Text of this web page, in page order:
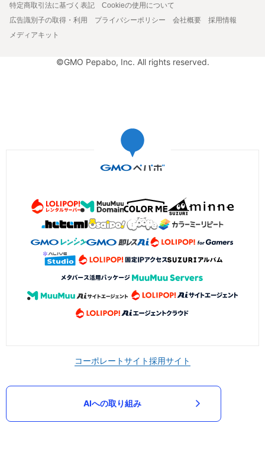
特定商取引法に基づく表記
Cookieの使用について
広告識別子の取得・利用
プライバシーポリシー 会社概要
採用情報
メディアキット
©GMO Pepabo, Inc. All rights reserved.
コーポレートサイト採用サイト
AIへの取り組み